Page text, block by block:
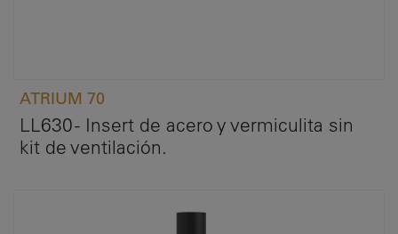
ATRIUM 70
LL630 - Insert de acero y vermiculita sin
kit de ventilación.